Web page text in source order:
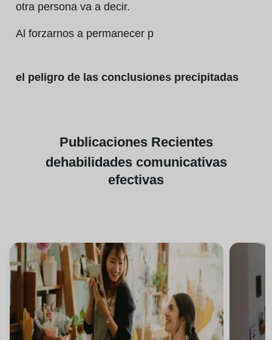
otra persona va a decir.
Al forzarnos a permanecer p
el peligro de las conclusiones precipitadas
Publicaciones Recientes
dehabilidades comunicativas
efectivas